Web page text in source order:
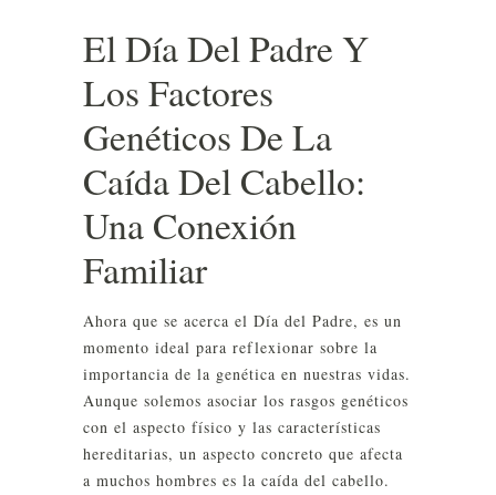
El Día Del Padre Y
Los Factores
Genéticos De La
Caída Del Cabello:
Una Conexión
Familiar
Ahora que se acerca el Día del Padre, es un
momento ideal para reflexionar sobre la
importancia de la genética en nuestras vidas.
Aunque solemos asociar los rasgos genéticos
con el aspecto físico y las características
hereditarias, un aspecto concreto que afecta
a muchos hombres es la caída del cabello.